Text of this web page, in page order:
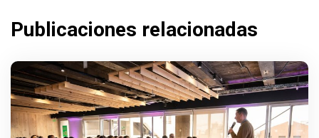
Publicaciones relacionadas